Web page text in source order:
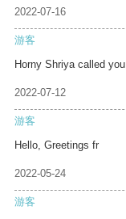
2022-07-16
游客
Horny Shriya called you
2022-07-12
游客
Hello, Greetings fr
2022-05-24
游客